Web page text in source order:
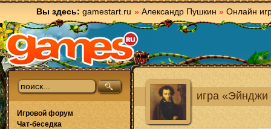
Вы здесь: gamestart.ru » Александр Пушкин » Онлайн
игра «Эйнджи
Игровой форум
Чат-беседка